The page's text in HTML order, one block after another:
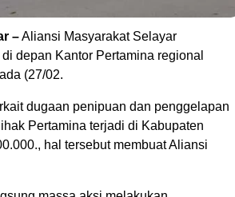
–Aliansi Masyarakat Selayar
depan Kantor Pertamina regional
(27/02.
dugaan penipuan dan penggelapan
Pertamina terjadi di Kabupaten
hal tersebut membuat Aliansi